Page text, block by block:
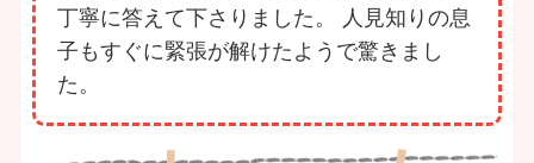
丁寧に答えて下さりました。 人見知りの息
子もすぐに緊張が解けたようで驚きまし
た。